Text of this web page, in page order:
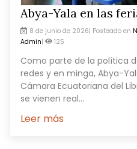
Abya-Yala en las
8 de junio de 2026| Posteado en
Admin| 125
Como parte de la política
redes y en minga, Abya-
Cámara Ecuatoriana del
se vienen real...
Leer más